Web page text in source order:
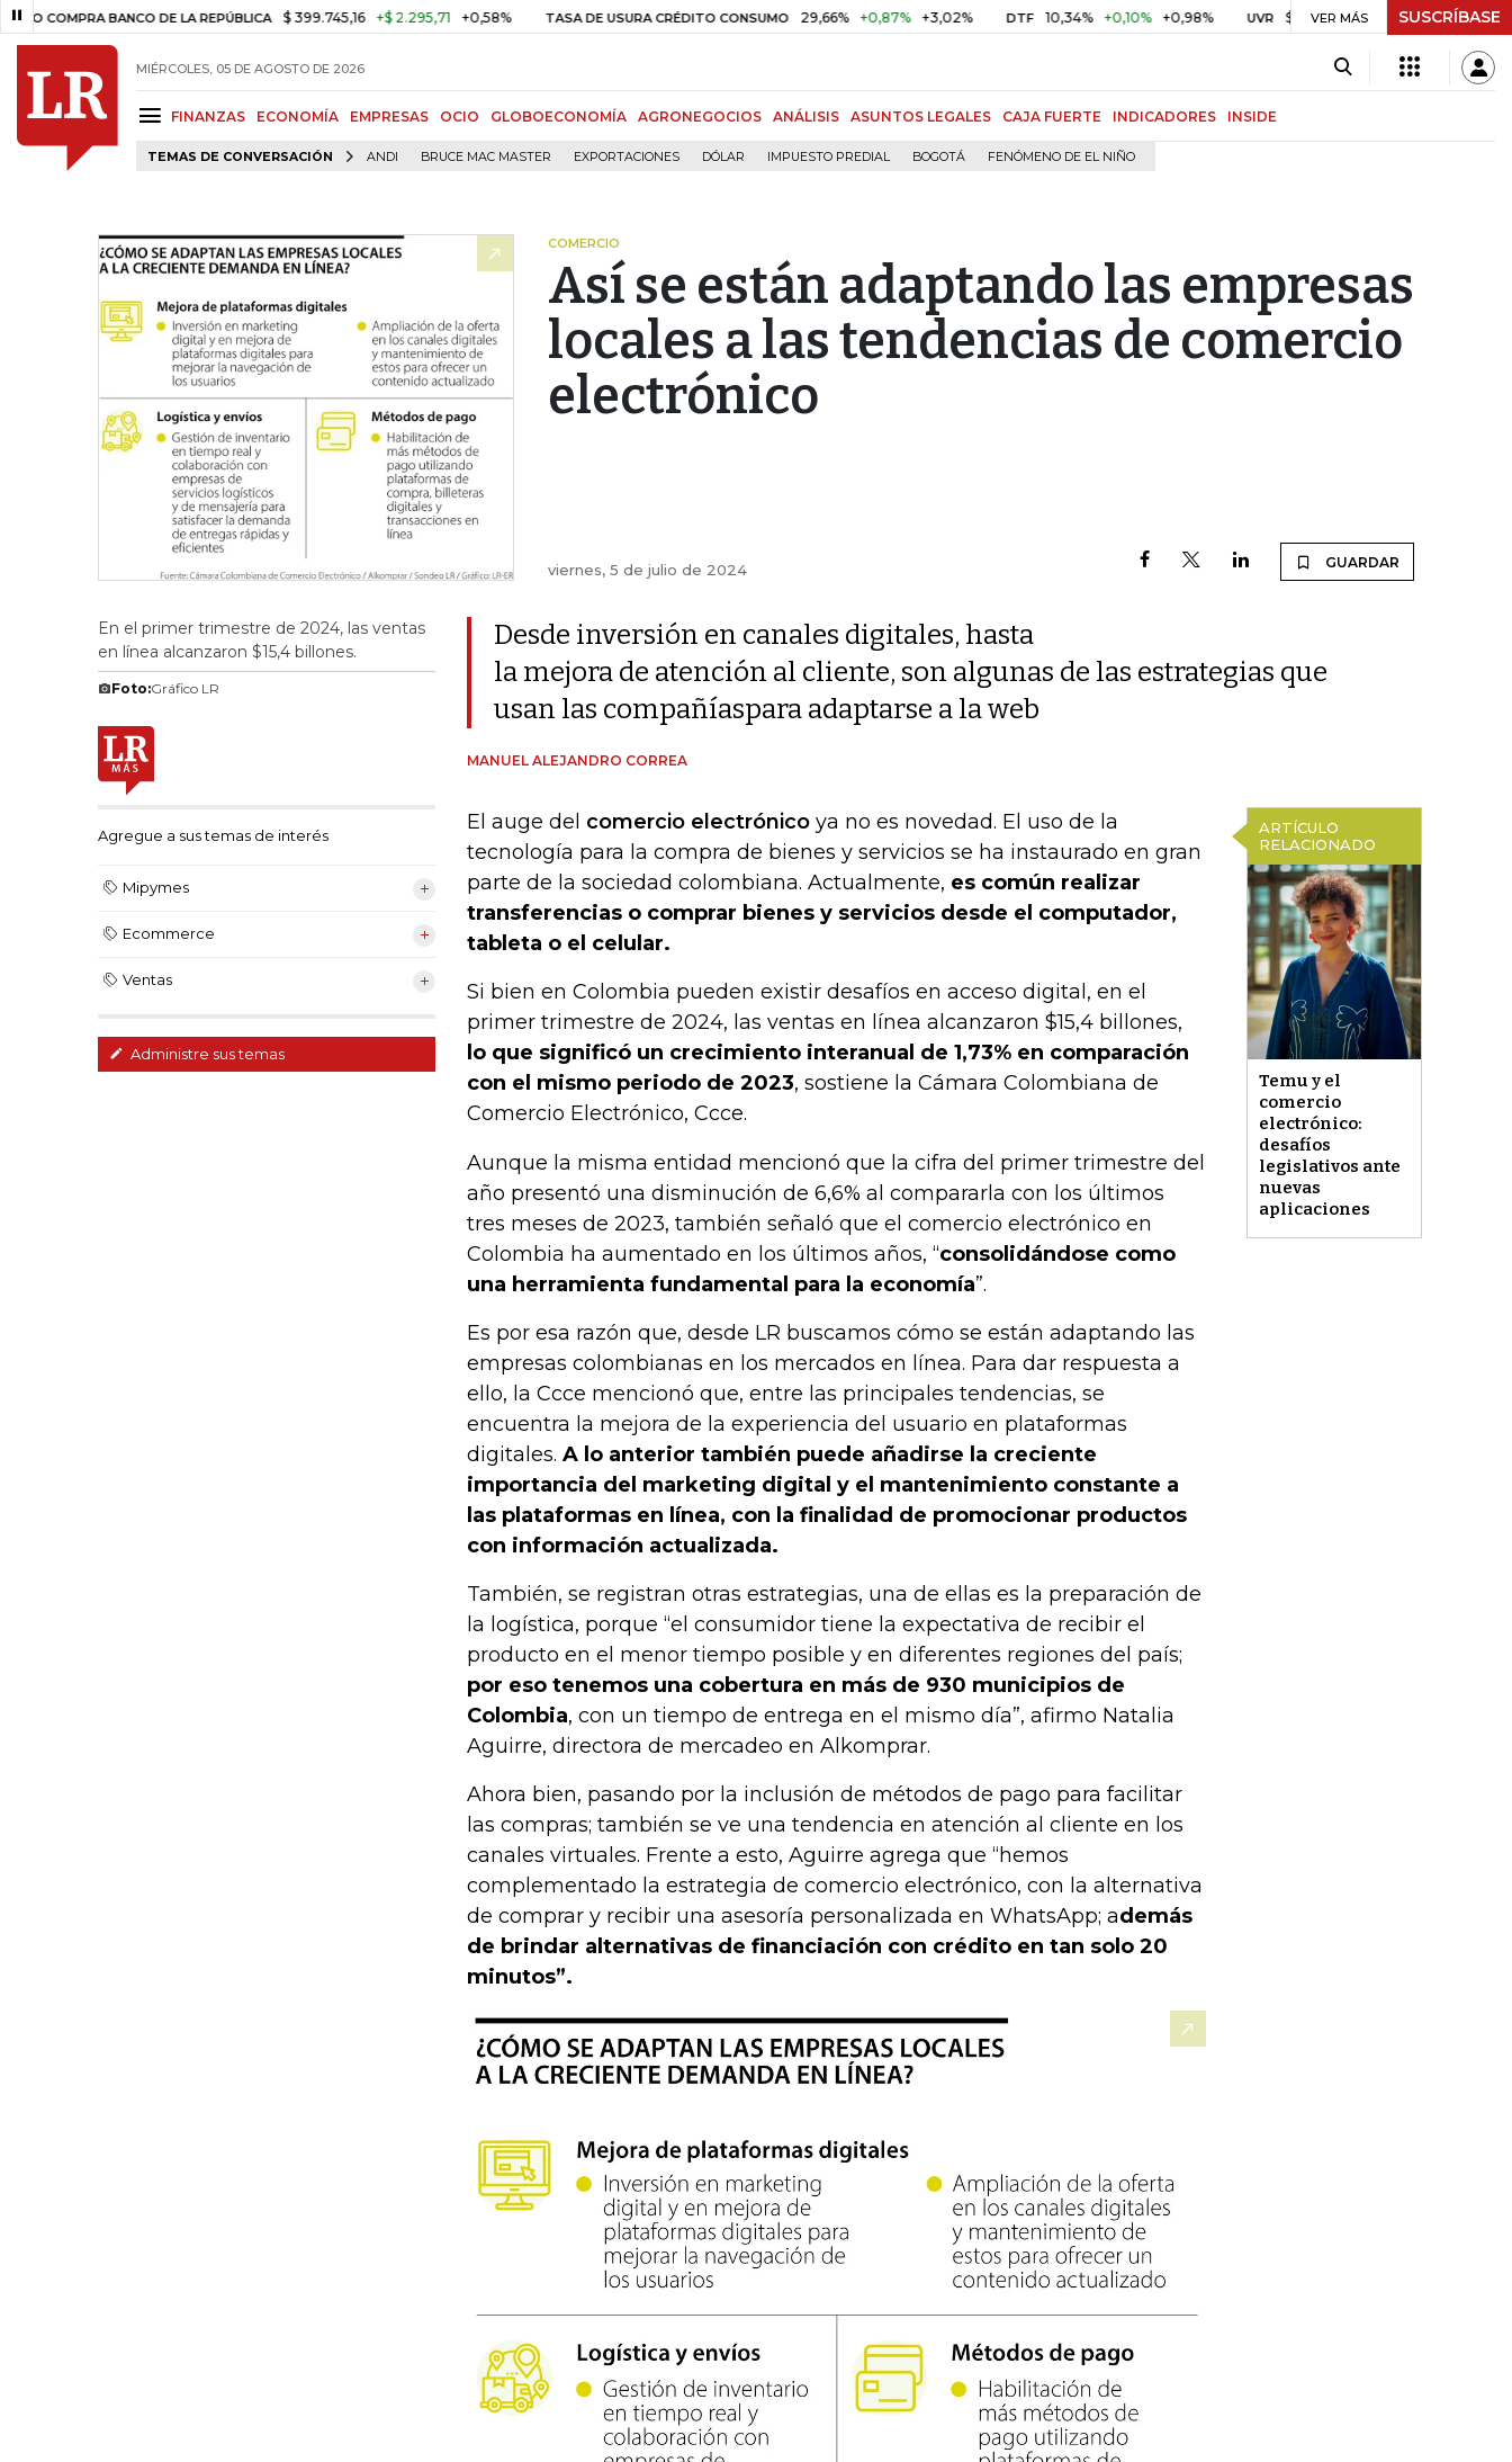
BANCO DE LA REPÚBLICA $ 399.745,16 +$ 2.295,71 +0,58% TASA DE USURA CRÉDITO CONSUMO 29,66% +0,87% +3,02% DTF 10,34% +0,10% +0,98% UVR $ 416,86 +$ 0,05 +0,01% BITCOIN
VER MÁS SUSCRÍBASE
MIÉRCOLES, 05 DE AGOSTO DE 2026
FINANZAS ECONOMÍA EMPRESAS OCIO GLOBOECONOMÍA AGRONEGOCIOS ANÁLISIS ASUNTOS LEGALES CAJA FUERTE INDICADORES INSIDE
TEMAS DE CONVERSACIÓN ANDI BRUCE MAC MASTER EXPORTACIONES DÓLAR IMPUESTO PREDIAL BOGOTÁ FENÓMENO DE EL NIÑO
COMERCIO
Así se están adaptando las empresas
locales a las tendencias de comercio
electrónico
viernes, 5 de julio de 2024 GUARDAR
En el primer trimestre de 2024, las ventas
en línea alcanzaron $15,4 billones.
Foto:Gráfico LR
Agregue a sus temas de interés
Mipymes
Ecommerce
Ventas
Administre sus temas
Desde inversión en canales digitales, hasta
la mejora de atención al cliente, son algunas de las estrategias que
usan las compañíaspara adaptarse a la web
MANUEL ALEJANDRO CORREA
ARTÍCULO
RELACIONADO
Temu y el
comercio
electrónico:
desafíos
legislativos ante
nuevas
aplicaciones
El auge del comercio electrónico ya no es novedad. El uso de la
tecnología para la compra de bienes y servicios se ha instaurado en gran
parte de la sociedad colombiana. Actualmente, es común realizar
transferencias o comprar bienes y servicios desde el computador,
tableta o el celular.
Si bien en Colombia pueden existir desafíos en acceso digital, en el
primer trimestre de 2024, las ventas en línea alcanzaron $15,4 billones,
lo que significó un crecimiento interanual de 1,73% en comparación
con el mismo periodo de 2023, sostiene la Cámara Colombiana de
Comercio Electrónico, Ccce.
Aunque la misma entidad mencionó que la cifra del primer trimestre del
año presentó una disminución de 6,6% al compararla con los últimos
tres meses de 2023, también señaló que el comercio electrónico en
Colombia ha aumentado en los últimos años, “consolidándose como
una herramienta fundamental para la economía”.
Es por esa razón que, desde LR buscamos cómo se están adaptando las
empresas colombianas en los mercados en línea. Para dar respuesta a
ello, la Ccce mencionó que, entre las principales tendencias, se
encuentra la mejora de la experiencia del usuario en plataformas
digitales. A lo anterior también puede añadirse la creciente
importancia del marketing digital y el mantenimiento constante a
las plataformas en línea, con la finalidad de promocionar productos
con información actualizada.
También, se registran otras estrategias, una de ellas es la preparación de
la logística, porque “el consumidor tiene la expectativa de recibir el
producto en el menor tiempo posible y en diferentes regiones del país;
por eso tenemos una cobertura en más de 930 municipios de
Colombia, con un tiempo de entrega en el mismo día”, afirmo Natalia
Aguirre, directora de mercadeo en Alkomprar.
Ahora bien, pasando por la inclusión de métodos de pago para facilitar
las compras; también se ve una tendencia en atención al cliente en los
canales virtuales. Frente a esto, Aguirre agrega que “hemos
complementado la estrategia de comercio electrónico, con la alternativa
de comprar y recibir una asesoría personalizada en WhatsApp; además
de brindar alternativas de financiación con crédito en tan solo 20
minutos”.